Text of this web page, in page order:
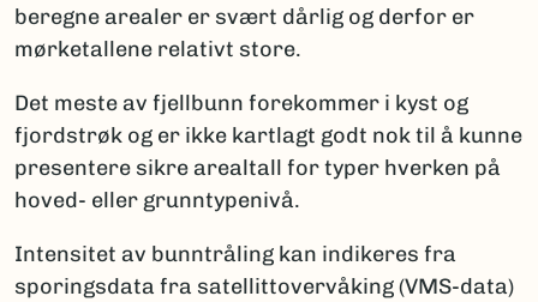
beregne arealer er svært dårlig og derfor er
mørketallene relativt store.
Det meste av fjellbunn forekommer i kyst og
fjordstrøk og er ikke kartlagt godt nok til å kunne
presentere sikre arealtall for typer hverken på
hoved- eller grunntypenivå.
Intensitet av bunntråling kan indikeres fra
sporingsdata fra satellittovervåking (VMS-data)